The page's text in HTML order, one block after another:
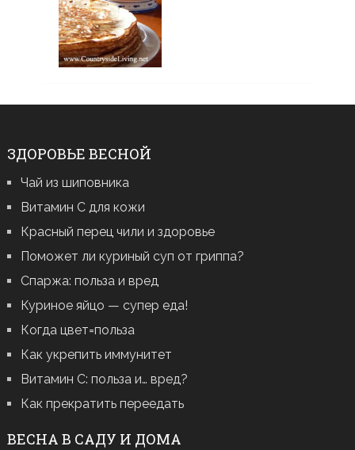
ЗДОРОВЬЕ ВЕСНОЙ
Чай из шиповника
Витамин С для кожи
Красный перец чили и здоровье
Поможет ли куриный суп от гриппа?
Спаржа: польза и вред
Куриное яйцо — супер еда!
Когда цвет=польза
Как укрепить иммунитет
Витамин С: польза и… вред?
Как прекратить переедать
ВЕСНА В САДУ И ДОМА